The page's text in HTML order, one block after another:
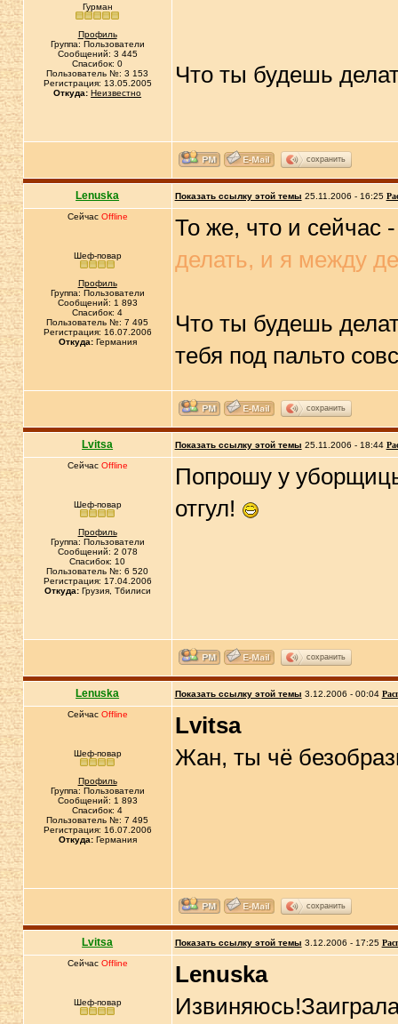
Гурман
Профиль
Группа: Пользователи
Сообщений: 3 445
Спасибок: 0
Пользователь №: 3 153
Регистрация: 13.05.2005
Откуда: Неизвестно
Что ты будешь
сохранить
Lenuska Показать ссылку этой темы 25.11.2006 - 16:25
Сейчас Offline
Шеф-повар
Профиль
Группа: Пользователи
Сообщений: 1 893
Спасибок: 4
Пользователь №: 7 495
Регистрация: 16.07.2006
Откуда:Германия
То же, что и сейчас
делать, и я между
Что ты будешь
тебя под пальто
сохранить
Lvitsa Показать ссылку этой темы 25.11.2006 - 18:44
Сейчас Offline
Шеф-повар
Профиль
Группа: Пользователи
Сообщений: 2 078
Спасибок: 10
Пользователь №: 6 520
Регистрация: 17.04.2006
Откуда:Грузия, Тбилиси
Попрошу у
отгул!
сохранить
Lenuska Показать ссылку этой темы 3.12.2006 - 00:04
Сейчас Offline
Шеф-повар
Профиль
Группа: Пользователи
Сообщений: 1 893
Спасибок: 4
Пользователь №: 7 495
Регистрация: 16.07.2006
Откуда:Германия
Lvitsa
Жан, ты чё
сохранить
Lvitsa Показать ссылку этой темы 3.12.2006 - 17:25
Сейчас Offline
Шеф-повар
Lenuska